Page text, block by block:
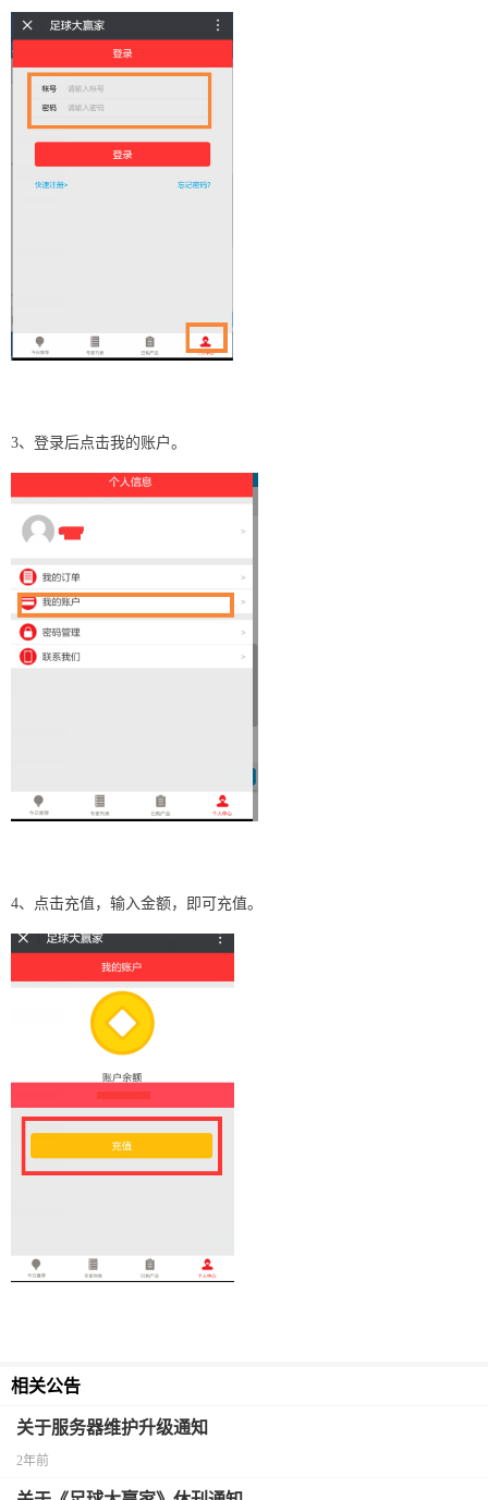
相关公告
关于服务器维护升级通知
2年前
3、登录后点击我的账户。
4、点击充值，输入金额，即可充值。